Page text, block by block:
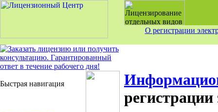
О регистрации
Быстрая навигация